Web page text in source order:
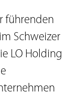
führenden
Schweizer
LO Holding